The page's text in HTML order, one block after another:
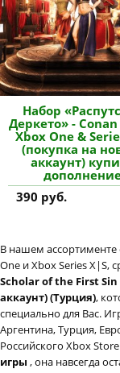
Набор
Деркето» -
Xbox One &
(покупка на
аккаунт)
390 руб.
В нашем
One и Xbox Series X|S,
Scholar of the First
аккаунт) (Турция),
специально для Вас.
Аргентина, Турция,
Российского Xbox
игры , она навсегда